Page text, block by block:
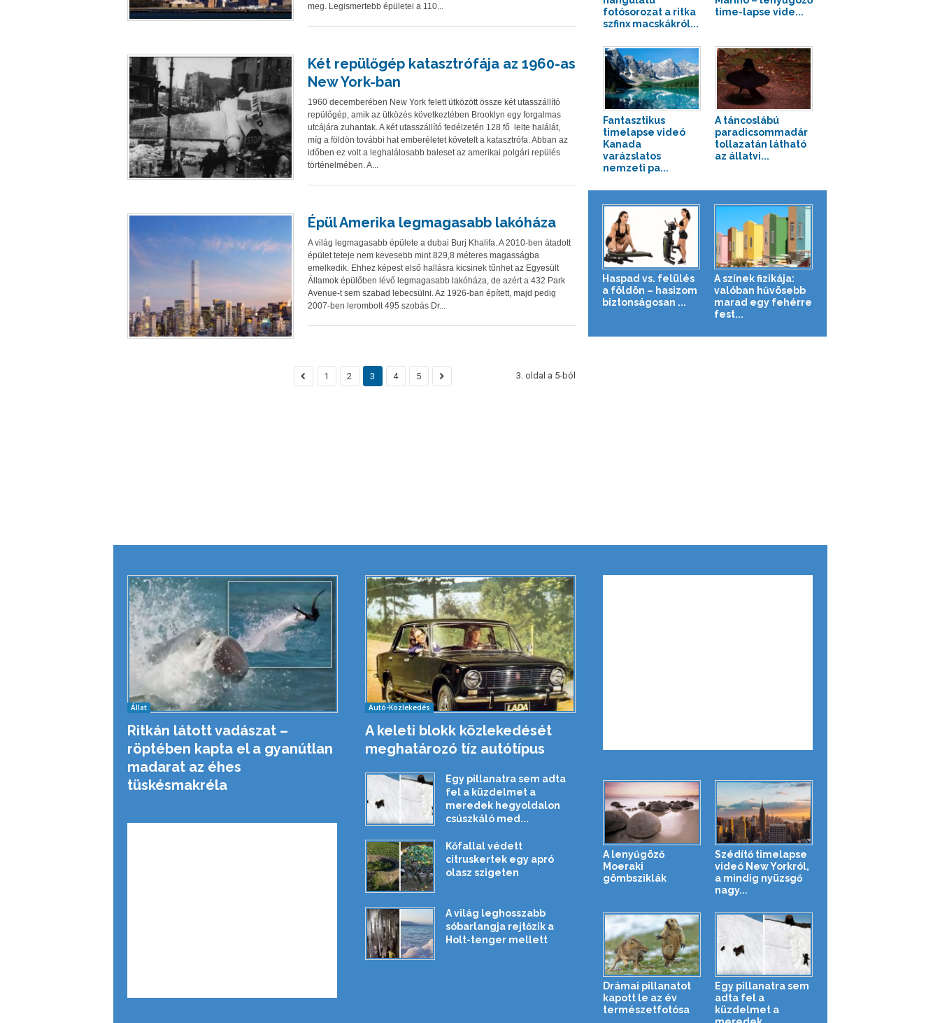
meg. Legismertebb épületei a 110...
Két repülőgép katasztrófája az 1960-as
New York-ban
1960 decemberében New York felett ütközött össze két utasszállító
repülőgép, amik az ütközés következtében Brooklyn egy forgalmas
utcájára zuhantak. A két utasszállító fedélzetén 128 fő lelte halálát,
míg a földön további hat emberéletet követelt a katasztrófa. Abban az
időben ez volt a leghalálosabb baleset az amerikai polgári repülés
történelmében. A...
Épül Amerika legmagasabb lakóháza
A világ legmagasabb épülete a dubai Burj Khalifa. A 2010-ben átadott
épület teteje nem kevesebb mint 829,8 méteres magasságba
emelkedik. Ehhez képest első hallásra kicsinek tűnhet az Egyesült
Államok épülőben lévő legmagasabb lakóháza, de azért a 432 Park
Avenue-t sem szabad lebecsülni. Az 1926-ban épített, majd pedig
2007-ben lerombolt 495 szobás Dr...
1 2 3 4 5 3. oldal a 5-ból
fotósorozat a ritka
szfinx macskákról...
time-lapse vide...
Fantasztikus
timelapse videó
Kanada
varázslatos
nemzeti pa...
A táncoslábú
paradicsommadár
tollazatán látható
az állatvi...
Haspad vs. felülés
a földön – hasizom
biztonságosan ...
A színek fizikája:
valóban hűvösebb
marad egy fehérre
fest...
Állat
Ritkán látott vadászat –
röptében kapta el a gyanútlan
madarat az éhes
tüskésmakréla
Autó-Közlekedés
A keleti blokk közlekedését
meghatározó tíz autótípus
Egy pillanatra sem adta
fel a küzdelmet a
meredek hegyoldalon
csúszkáló med...
Kőfallal védett
citruskertek egy apró
olasz szigeten
A világ leghosszabb
sóbarlangja rejtőzik a
Holt-tenger mellett
A lenyűgöző
Moeraki
gömbsziklák
Szédítő timelapse
videó New Yorkról,
a mindig nyüzsgő
nagy...
Drámai pillanatot
kapott le az év
természetfotósa
Egy pillanatra sem
adta fel a
küzdelmet a